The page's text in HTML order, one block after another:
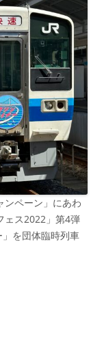
ンペーン」にあわ
ェス2022」第4弾
を団体臨時列車